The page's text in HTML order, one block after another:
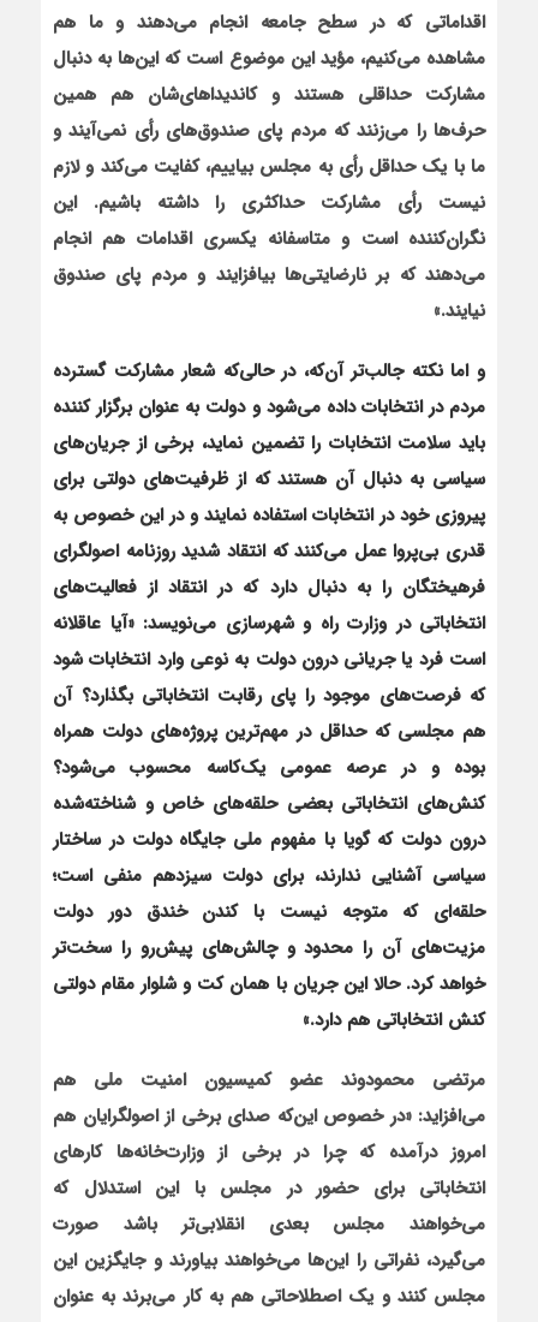
اقداماتی که در سطح جامعه انجام می‌دهند و ما هم
مشاهده می‌کنیم، مؤید این موضوع است که این‌ها به دنبال
مشارکت حداقلی هستند و کاندیداهای‌شان هم همین
حرف‌ها را می‌زنند که مردم پای صندوق‌های رأی نمی‌آیند و
ما با یک حداقل رأی به مجلس بیاییم، کفایت می‌کند و لازم
نیست رأی مشارکت حداکثری را داشته باشیم. این
نگران‌کننده است و متاسفانه یکسری اقدامات هم انجام
می‌دهند که بر نارضایتی‌ها بیافزایند و مردم پای صندوق
نیایند.»
و اما نکته جالب‌تر آن‌که، در حالی‌که شعار مشارکت گسترده
مردم در انتخابات داده می‌شود و دولت به عنوان برگزار کننده
باید سلامت انتخابات را تضمین نماید، برخی از جریان‌های
سیاسی به دنبال آن هستند که از ظرفیت‌های دولتی برای
پیروزی خود در انتخابات استفاده نمایند و در این خصوص به
قدری بی‌پروا عمل می‌کنند که انتقاد شدید روزنامه اصولگرای
فرهیختگان را به دنبال دارد که در انتقاد از فعالیت‌های
انتخاباتی در وزارت راه و شهرسازی می‌نویسد: «آیا عاقلانه
است فرد یا جریانی درون دولت به نوعی وارد انتخابات شود
که فرصت‌های موجود را پای رقابت انتخاباتی بگذارد؟ آن
هم مجلسی که حداقل در مهم‌ترین پروژه‌های دولت همراه
بوده و در عرصه عمومی یک‌کاسه محسوب می‌شود؟
کنش‌های انتخاباتی بعضی حلقه‌های خاص و شناخته‌شده
درون دولت که گویا با مفهوم ملی جایگاه دولت در ساختار
سیاسی آشنایی ندارند، برای دولت سیزدهم منفی است؛
حلقه‌ای که متوجه نیست با کندن خندق دور دولت
مزیت‌های آن را محدود و چالش‌های پیش‌رو را سخت‌تر
خواهد کرد. حالا این جریان با همان کت و شلوار مقام دولتی
کنش انتخاباتی هم دارد.»
مرتضی محمودوند عضو کمیسیون امنیت ملی هم
می‌افزاید: «در خصوص این‌که صدای برخی از اصولگرایان هم
امروز درآمده که چرا در برخی از وزارت‌خانه‌ها کارهای
انتخاباتی برای حضور در مجلس با این استدلال که
می‌خواهند مجلس بعدی انقلابی‌تر باشد صورت
می‌گیرد، نفراتی را این‌ها می‌خواهند بیاورند و جایگزین این
مجلس کنند و یک اصطلاحاتی هم به کار می‌برند به عنوان